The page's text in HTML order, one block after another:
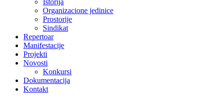
Organizacione jedinice
Prostorije
Sindikat
Repertoar
Manifestacije
Projekti
Novosti
Konkursi
Dokumentacija
Kontakt